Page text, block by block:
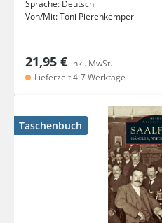
Sprache: Deutsch
Von/Mit:Toni Pierenkemper
21,95 € inkl. MwSt.
Lieferzeit 4-7 Werktage
Taschenbuch